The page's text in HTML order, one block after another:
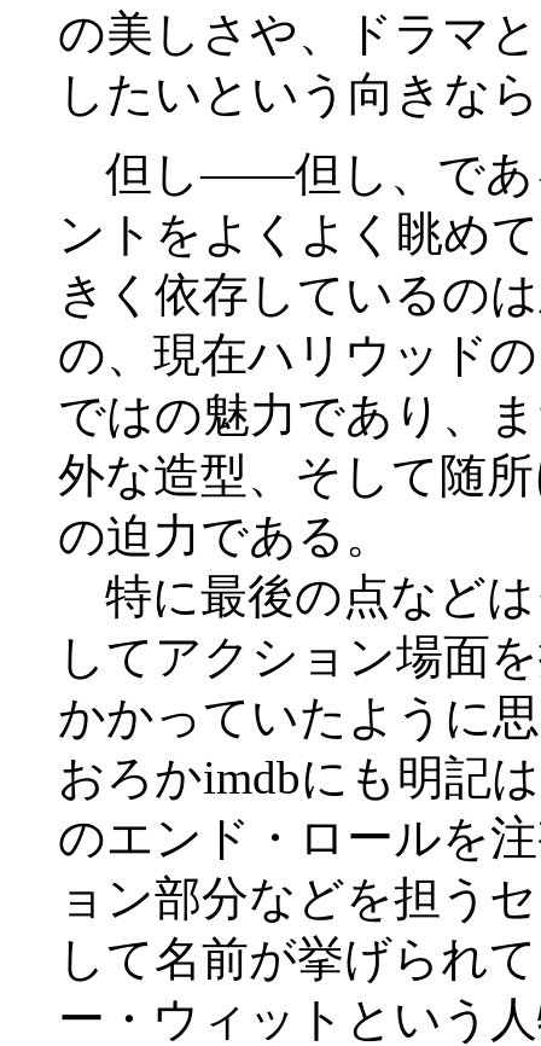
の美しさや、ドラマ
したいという向きな
但し――但し、であ
ントをよくよく眺め
きく依存しているの
の、現在ハリウッド
ではの魅力であり、
外な造型、そして随
の迫力である。
特に最後の点など
してアクション場面
かかっていたように
おろかimdbにも明記
のエンド・ロールを
ョン部分などを担う
して名前が挙げられ
ー・ウィットという